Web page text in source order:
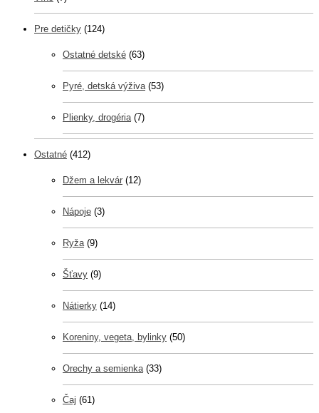
Pre detičky (124)
Ostatné detské (63)
Pyré, detská výživa (53)
Plienky, drogéria (7)
Ostatné (412)
Džem a lekvár (12)
Nápoje (3)
Ryža (9)
Šťavy (9)
Nátierky (14)
Koreniny, vegeta, bylinky (50)
Orechy a semienka (33)
Čaj (61)